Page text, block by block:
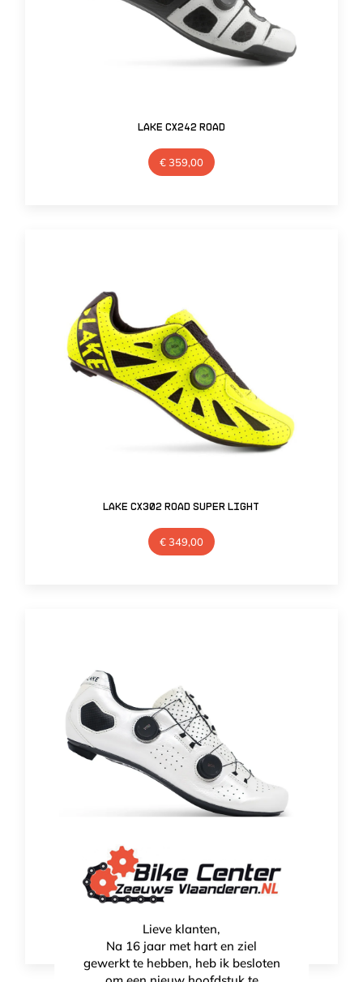
Lieve klanten,
Na 16 jaar met hart en ziel
gewerkt te hebben, heb ik besloten
Lake CX242 Road
€359,00
Lake CX302 Road Super Light
€349,00
Lake CX333 Road
449,00